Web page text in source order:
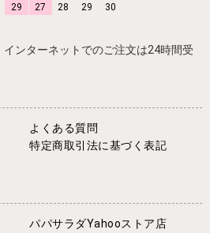
29
27
28 29 30
ンターネットでのご注文は24時間受
よくある質問
特定商取引法に基づく表記
パパサラダYahooストア店